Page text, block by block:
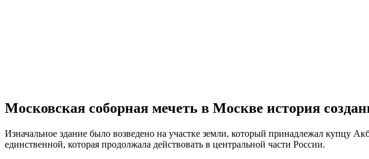
Московская соборная мечеть в Москве история
Изначальное здание было возведено на участке земли, который принадлежал купцу
единственной, которая продолжала действовать в центральной части России.